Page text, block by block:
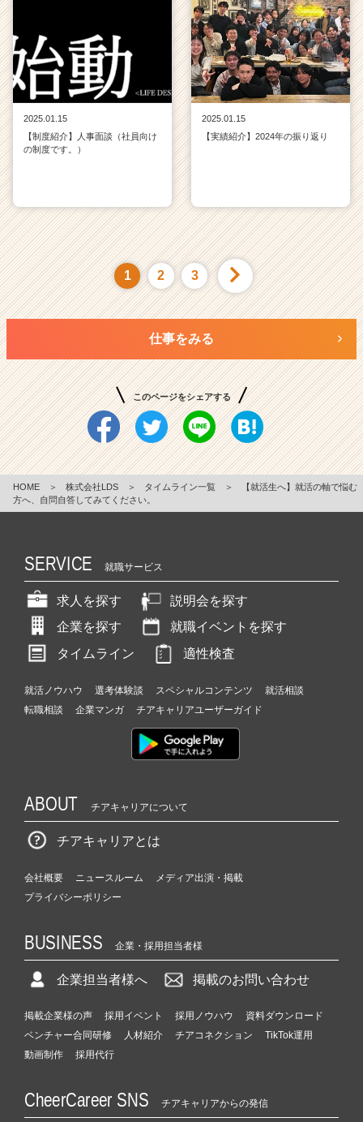
2025.01.15
【制度紹介】人事面談（社員向け
の制度です。）
2025.01.15
【実績紹介】2024年の振り返り
1 2 3
仕事をみる
このページをシェアする
HOME ＞ 株式会社LDS ＞ タイムライン一覧 ＞
【就活生へ】就活の軸で悩む
方へ、自問自答してみてください。
SERVICE 就職サービス
求人を探す
説明会を探す
企業を探す
就職イベントを探す
タイムライン
適性検査
就活ノウハウ 選考体験談 スペシャルコンテンツ
就活相談
転職相談
企業マンガ チアキャリアユーザーガイド
ABOUT チアキャリアについて
チアキャリアとは
会社概要 ニュースルーム
メディア出演・掲載
プライバシーポリシー
BUSINESS 企業・採用担当者様
企業担当者様へ 掲載のお問い合わせ
掲載企業様の声 採用イベント 採用ノウハウ
資料ダウンロード
ベンチャー合同研修
人材紹介 チアコネクション
TikTok運用
動画制作
採用代行
CheerCareer SNS チアキャリアからの発信